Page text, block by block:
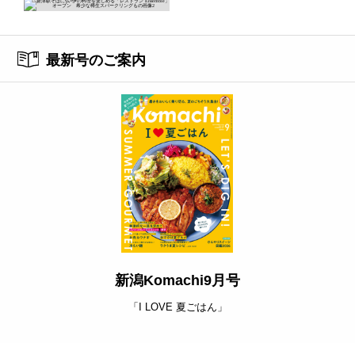
最新号のご案内
新潟Komachi9月号
「I LOVE 夏ごはん」